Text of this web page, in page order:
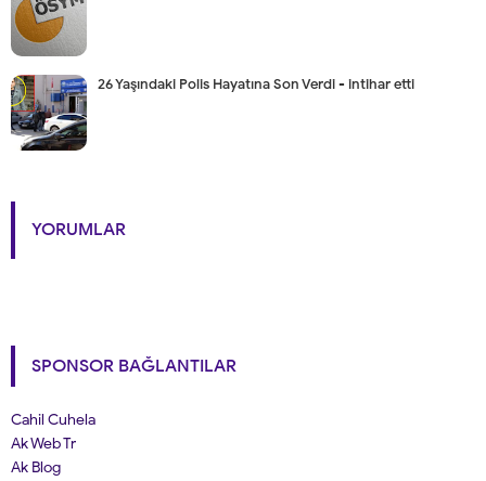
26 Yaşındaki Polis Hayatına Son Verdi - intihar etti
YORUMLAR
SPONSOR BAĞLANTILAR
Cahil Cuhela
Ak Web Tr
Ak Blog